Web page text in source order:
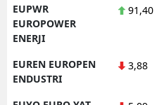
EUPWR
EUROPOWER
ENERJI
91,40
EUREN EUROPEN
ENDUSTRI
3,88